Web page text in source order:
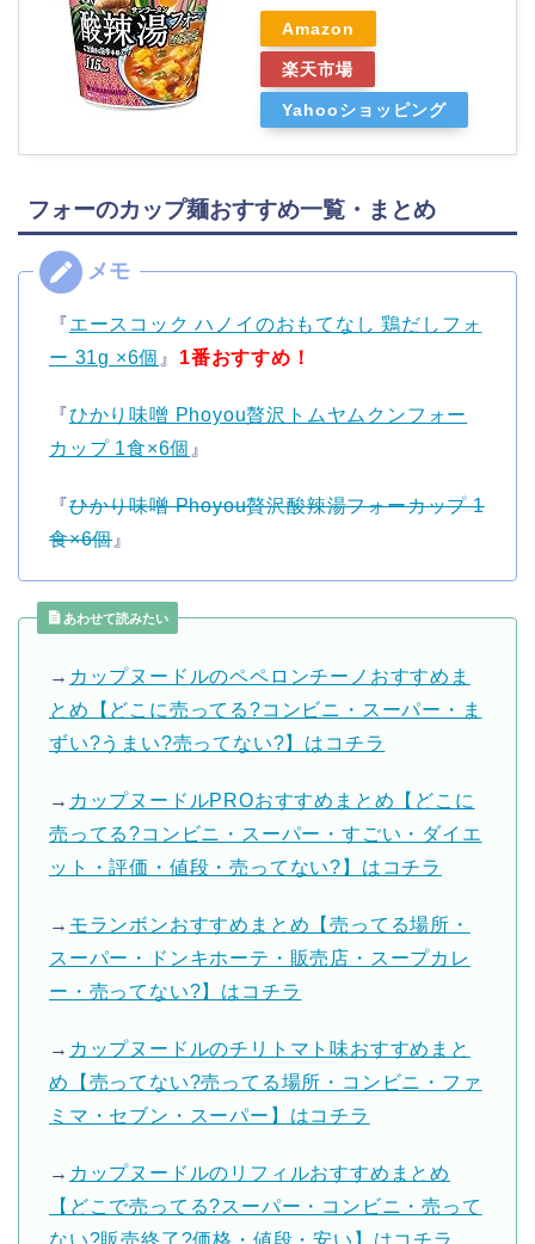
Amazon
楽天市場
Yahooショッピング
フォーのカップ麺おすすめ一覧・まとめ
『エースコック ハノイのおもてなし 鶏だしフォ
ー 31g ×6個 』 1番おすすめ！
『ひかり味噌 Phoyou贅沢トムヤムクンフォー
カップ 1食×6個 』
『ひかり味噌 Phoyou贅沢酸辣湯フォーカップ 1
食×6個』
あわせて読みたい
→ カップヌードルのペペロンチーノおすすめま
とめ【どこに売ってる?コンビニ・スーパー・ま
ずい?うまい?売ってない?】はコチラ
→ カップヌードルPROおすすめまとめ【どこに
売ってる?コンビニ・スーパー・すごい・ダイエ
ット・評価・値段・売ってない?】はコチラ
→ モランボンおすすめまとめ【売ってる場所・
スーパー・ドンキホーテ・販売店・スープカレ
ー・売ってない?】はコチラ
→ カップヌードルのチリトマト味おすすめまと
め【売ってない?売ってる場所・コンビニ・ファ
ミマ・セブン・スーパー】はコチラ
→ カップヌードルのリフィルおすすめまとめ
【どこで売ってる?スーパー・コンビニ・売って